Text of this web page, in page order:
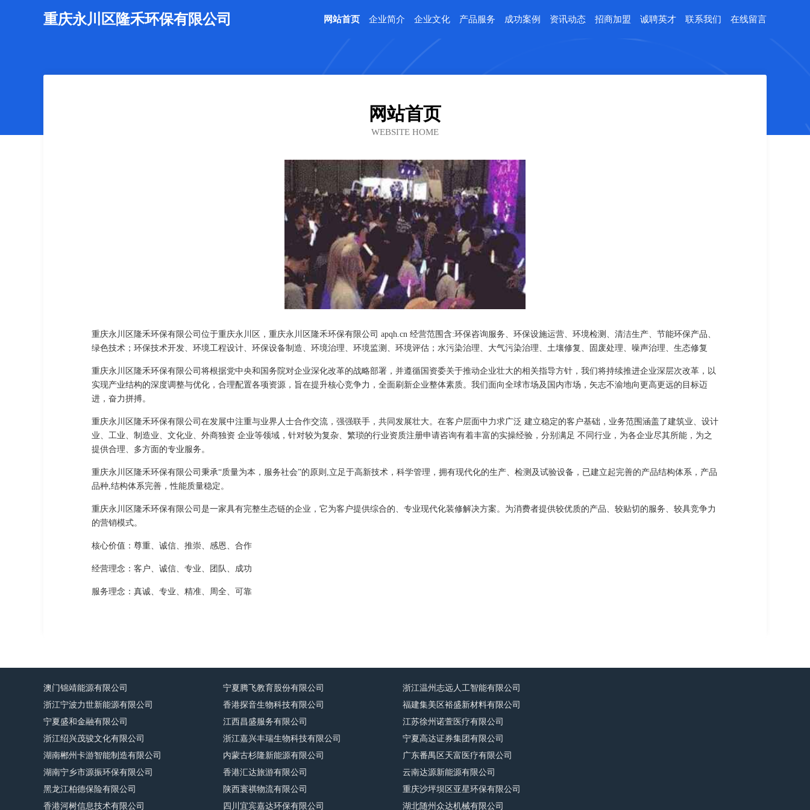
重庆永川区隆禾环保有限公司 网站首页 企业简介 企业文化 产品服务 成功案例 资讯动态 招商加盟 诚聘英才 联系我们 在线留言
网站首页
WEBSITE HOME
重庆永川区隆禾环保有限公司位于重庆永川区，重庆永川区隆禾环保有限公司 apqh.cn 经营范围含:环保咨询服务、环保设施运营、环境检测、清洁生产、节能环保产品、
绿色技术；环保技术开发、环境工程设计、环保设备制造、环境治理、环境监测、环境评估；水污染治理、大气污染治理、土壤修复、固废处理、噪声治理、生态修复
重庆永川区隆禾环保有限公司将根据党中央和国务院对企业深化改革的战略部署，并遵循国资委关于推动企业壮大的相关指导方针，我们将持续推进企业深层次改革，以
实现产业结构的深度调整与优化，合理配置各项资源，旨在提升核心竞争力，全面刷新企业整体素质。我们面向全球市场及国内市场，矢志不渝地向更高更远的目标迈
进，奋力拼搏。
重庆永川区隆禾环保有限公司在发展中注重与业界人士合作交流，强强联手，共同发展壮大。在客户层面中力求广泛 建立稳定的客户基础，业务范围涵盖了建筑业、设计
业、工业、制造业、文化业、外商独资 企业等领域，针对较为复杂、繁琐的行业资质注册申请咨询有着丰富的实操经验，分别满足 不同行业，为各企业尽其所能，为之
提供合理、多方面的专业服务。
重庆永川区隆禾环保有限公司秉承“质量为本，服务社会”的原则,立足于高新技术，科学管理，拥有现代化的生产、检测及试验设备，已建立起完善的产品结构体系，产品
品种,结构体系完善，性能质量稳定。
重庆永川区隆禾环保有限公司是一家具有完整生态链的企业，它为客户提供综合的、专业现代化装修解决方案。为消费者提供较优质的产品、较贴切的服务、较具竞争力
的营销模式。
核心价值：尊重、诚信、推崇、感恩、合作
经营理念：客户、诚信、专业、团队、成功
服务理念：真诚、专业、精准、周全、可靠
澳门锦靖能源有限公司 宁夏腾飞教育股份有限公司
浙江温州志远人工智能有限公司
浙江宁波力世新能源有限公司
香港探音生物科技有限公司
福建集美区裕盛新材料有限公司
宁夏盛和金融有限公司
江西昌盛服务有限公司
江苏徐州诺萱医疗有限公司
浙江绍兴茂骏文化有限公司
浙江嘉兴丰瑞生物科技有限公司
宁夏高达证券集团有限公司
湖南郴州卡游智能制造有限公司
内蒙古杉隆新能源有限公司
广东番禺区天富医疗有限公司
湖南宁乡市源振环保有限公司
香港汇达旅游有限公司
云南达源新能源有限公司
黑龙江柏德保险有限公司
陕西寰祺物流有限公司
重庆沙坪坝区亚星环保有限公司
香港河树信息技术有限公司
四川宜宾嘉达环保有限公司 湖北随州众达机械有限公司